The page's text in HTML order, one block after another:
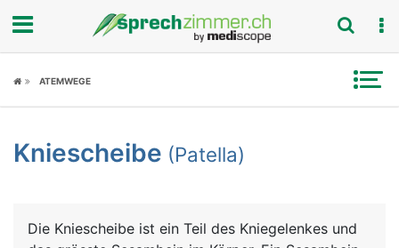
Fokus
Symptome
ATEMWEGE
Kniescheibe (Patella)
Die Kniescheibe ist ein Teil des Kniegelenkes und